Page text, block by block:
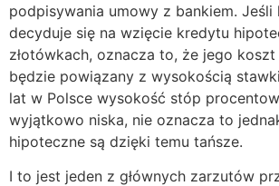
podpisywania umowy z bankiem. Jeśli
decyduje się na wzięcie kredytu
złotówkach, oznacza to, że jego
będzie powiązany z wysokością
lat w Polsce wysokość stóp
wyjątkowo niska, nie oznacza to
hipoteczne są dzięki temu tańsze.
I to jest jeden z głównych zarzutów